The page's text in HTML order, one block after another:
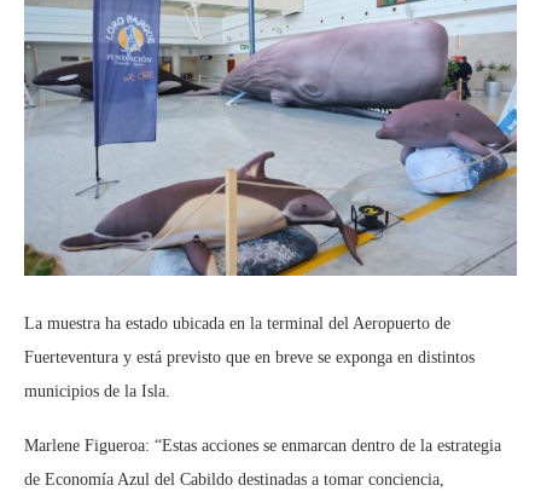
La muestra ha estado ubicada en la terminal del Aeropuerto de
Fuerteventura y está previsto que en breve se exponga en distintos
municipios de la Isla.
Marlene Figueroa: “Estas acciones se enmarcan dentro de la estrategia
de Economía Azul del Cabildo destinadas a tomar conciencia,